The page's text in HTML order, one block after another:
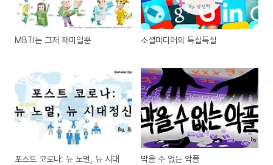
MBTI는 그저 재미일뿐 소셜미디어의 득실득실
포스트 코로나: 뉴 노멀, 뉴 시대
막을 수 없는 악플